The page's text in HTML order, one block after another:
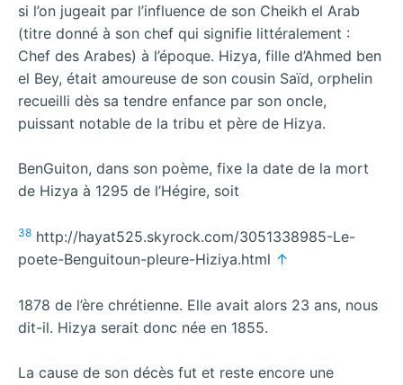
si l’on jugeait par l’influence de son Cheikh el Arab
(titre donné à son chef qui signifie littéralement :
Chef des Arabes) à l’époque. Hizya, fille d’Ahmed ben
el Bey, était amoureuse de son cousin Saïd, orphelin
recueilli dès sa tendre enfance par son oncle,
puissant notable de la tribu et père de Hizya.
BenGuiton, dans son poème, fixe la date de la mort
de Hizya à 1295 de l’Hégire, soit
38 http://hayat525.skyrock.com/3051338985-Le-
poete-Benguitoun-pleure-Hiziya.html ↑
1878 de l’ère chrétienne. Elle avait alors 23 ans, nous
dit-il. Hizya serait donc née en 1855.
La cause de son décès fut et reste encore une